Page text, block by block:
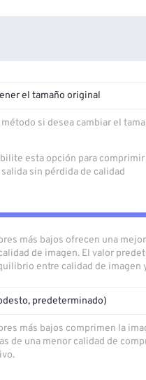
el tamaño original
si desea cambiar el
esta opción para comprimir
salida sin pérdida de calidad
más bajos ofrecen una
de imagen. El valor
entre calidad de imagen
predeterminado)
más bajos comprimen la
de una menor calidad de